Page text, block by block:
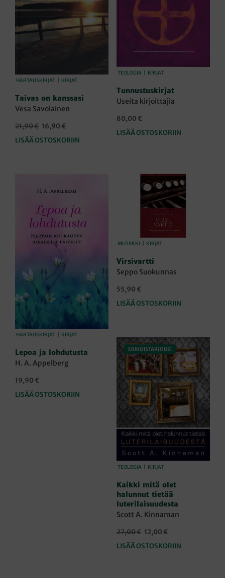
HARTAUSKIRJAT KIRJAT
Taivas on kanssasi
Vesa Savolainen
21,90€ Alkuperäinen
oli:
16,90 €
on:
LISÄÄ OSTOSKORIIN
TEOLOGIA KIRJAT
Tunnustuskirjat
Useita kirjoittajia
80,00 €
LISÄÄ OSTOSKORIIN
HARTAUSKIRJAT KIRJAT
Lepoa ja lohdutusta
H. A. Appelberg
19,90 €
LISÄÄ OSTOSKORIIN
MUSIIKKI KIRJAT
Virsivartti
Seppo Suokunnas
55,90 €
LISÄÄ OSTOSKORIIN
ERIKOISTARJOUS!
TEOLOGIA KIRJAT
Kaikki mitä olet
halunnut tietää
luterilaisuudesta
Scott A. Kinnaman
27,00€ Alkuperäinen
oli:
12,00 €Nykyinen
on:
LISÄÄ OSTOSKORIIN